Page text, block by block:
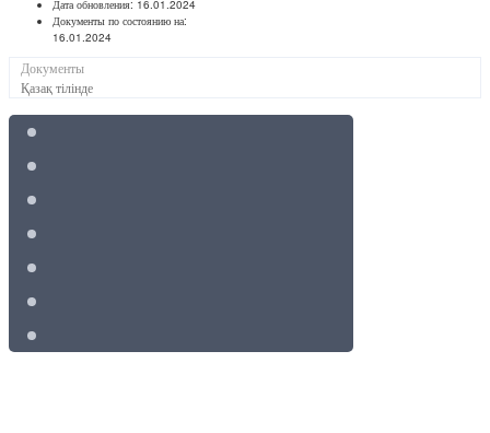
Дата обновления: 16.01.2024
Документы по состоянию на:
16.01.2024
Документы
Қазақ тілінде